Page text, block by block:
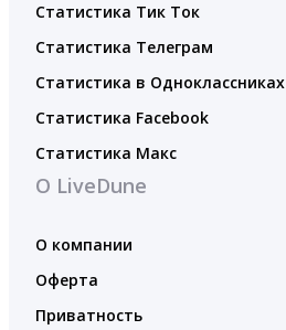
Статистика Тик Ток
Статистика Телеграм
Статистика в Одноклассниках
Статистика Facebook
Статистика Макс
О LiveDune
О компании
Оферта
Приватность